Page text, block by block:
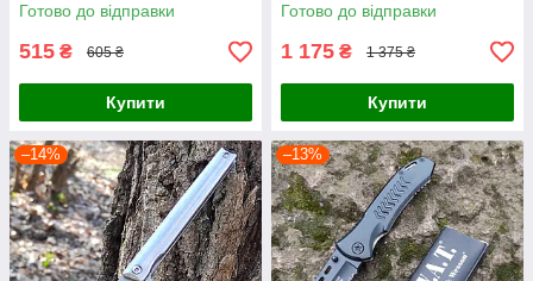
Готово до відправки
515 ₴ 605 ₴
Купити
Готово до відправки
1 175 ₴ 1 375 ₴
Купити
–14% –13%